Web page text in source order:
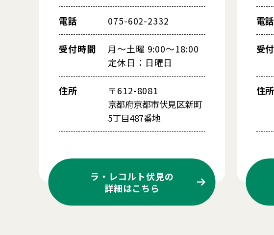
電話 075-602-2332
受付時間
月～土曜 9:00～18:00
定休日：日曜日
住所
〒612-8081
京都府京都市伏見区新町
5丁目487番地
ラ・レコルト伏見の
詳細はこちら
電話
受
住所